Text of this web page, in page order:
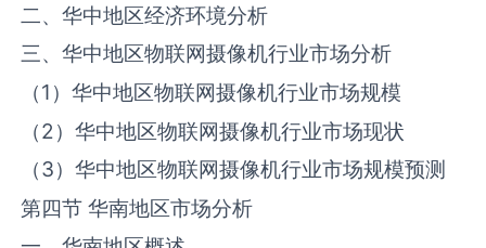
二、华中地区经济环境分析
三、华中地区物联网摄像机行业市场分析
（1）华中地区物联网摄像机行业市场规模
（2）华中地区物联网摄像机行业市场现状
（3）华中地区物联网摄像机行业市场规模预测
第四节 华南地区市场分析